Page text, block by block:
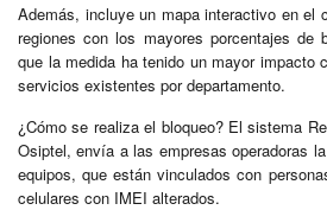
Además, incluye un mapa interactivo en el
regiones con los mayores porcentajes de
que la medida ha tenido un mayor impacto
servicios existentes por departamento.
¿Cómo se realiza el bloqueo? El sistema
Osiptel, envía a las empresas operadoras
equipos, que están vinculados con
celulares con IMEI alterados.